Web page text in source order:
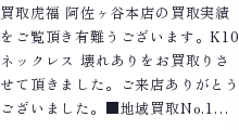
買取虎福 阿佐ヶ谷本店の買取実績
をご覧頂き有難うございます。K10
ネックレス 壊れありをお買取りさ
せて頂きました。ご来店ありがとう
ございました。■地域買取No.1へ